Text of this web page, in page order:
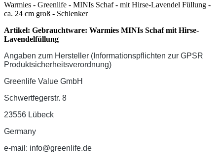
Warmies - Greenlife - MINIs Schaf - mit Hirse-Lavendel Füllung -
ca. 24 cm groß - Schlenker
Artikel: Gebrauchtware: Warmies MINIs Schaf mit Hirse-
Lavendelfüllung
Angaben zum Hersteller (Informationspflichten zur GPSR
Produktsicherheitsverordnung)
Greenlife Value GmbH
Schwertfegerstr. 8
23556 Lübeck
Germany
e-mail: info@greenlife.de